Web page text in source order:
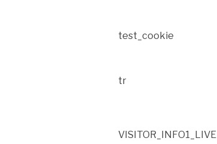
test_cookie
tr
VISITOR_INFO1_LIVE